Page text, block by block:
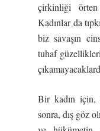
çirkinliği
Kadınlar da
biz savaşın
tuhaf
Bir kadın için,
sonra, dış göz